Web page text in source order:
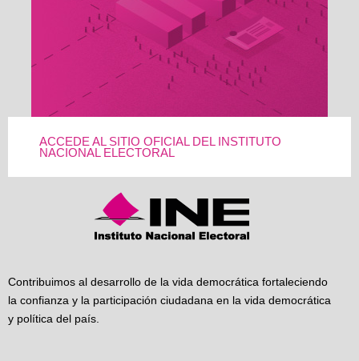
ACCEDE AL SITIO OFICIAL DEL INSTITUTO
NACIONAL ELECTORAL
Contribuimos al desarrollo de la vida democrática fortaleciendo
la confianza y la participación ciudadana en la vida democrática
y política del país.